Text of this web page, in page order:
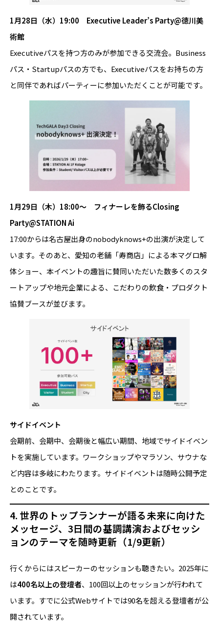
1月28日（水）19:00 Executive Leader’s Party@徳川美
術館
Executiveパスを持つ方のみが参加できる交流会。Business
パス・Startupパスの方でも、Executiveパスをお持ちの方
と同伴であればパーティーに参加いただくことが可能です。
1月29日（木）18:00〜 フィナーレを飾るClosing
Party@STATION Ai
17:00からは名古屋出身のnobodyknows+の出演が決定して
います。そのあと、愛知の老舗「寿商店」による本マグロ解
体ショー、本イベントの趣旨に賛同いただいた数多くのスタ
ートアップや地元企業による、こだわりの飲食・プロダクト
協賛ブースが並びます。
サイドイベント
会期前、会期中、会期後と幅広い期間、地域でサイドイベン
トを実施しています。ワークショップやマラソン、サウナな
ど内容は多岐にわたります。サイドイベントは随時公開予定
とのことです。
4. 世界のトップランナーが語る未来に向けた
メッセージ、3日間の基調講演およびセッシ
ョンのテーマを随時更新（1/9更新）
行くからにはスピーカーのセッションも聴きたい。2025年に
は400名以上の登壇者、100回以上のセッションが行われて
います。すでに公式Webサイトでは90名を超える登壇者が公
開されています。